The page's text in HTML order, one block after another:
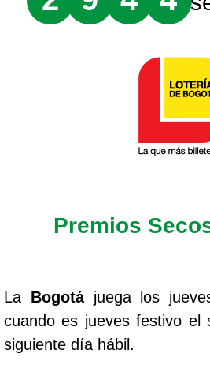
Premios
La Bogotájuega los
cuando es jueves festivo el
siguiente día hábil.